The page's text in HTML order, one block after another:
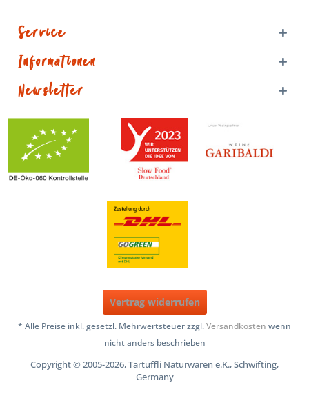
Service
Informationen
Newsletter
Vertrag widerrufen
* Alle Preise inkl. gesetzl. Mehrwertsteuer zzgl.Versandkosten wenn
nicht anders beschrieben
Copyright © 2005-2026, Tartuffli Naturwaren e.K., Schwifting,
Germany